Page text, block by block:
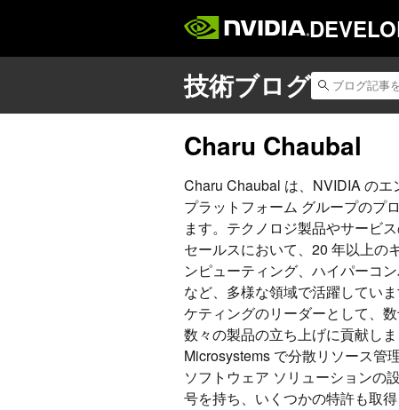
Charu Chaubal
Charu Chaubal は、NVIDIA の
プラットフォーム グループのプ
ます。テクノロジ製品やサービ
セールスにおいて、20 年以上の
ンピューティング、ハイパーコ
など、多様な領域で活躍してい
ケティングのリーダーとして、
数々の製品の立ち上げに貢献し
Microsystems で分散リソース管
ソフトウェア ソリューションの
号を持ち、いくつかの特許も取得